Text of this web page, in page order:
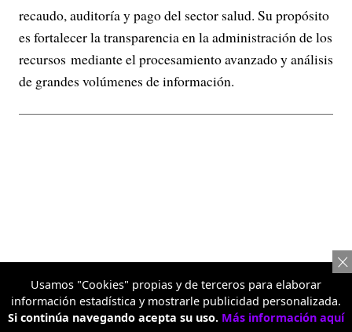
recaudo, auditoría y pago del sector salud. Su propósito
es fortalecer la transparencia en la administración de los
recursos mediante el procesamiento avanzado y análisis
de grandes volúmenes de información.
Usamos "Cookies" propias y de terceros para elaborar
información estadística y mostrarle publicidad personalizada.
Si continúa navegando acepta su uso. Más información aquí